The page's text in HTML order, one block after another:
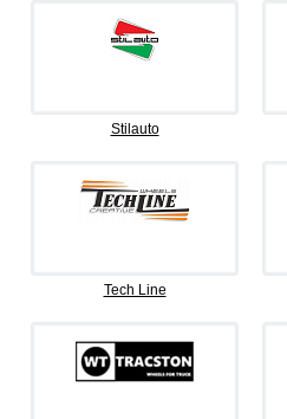
Stilauto
Tech Line